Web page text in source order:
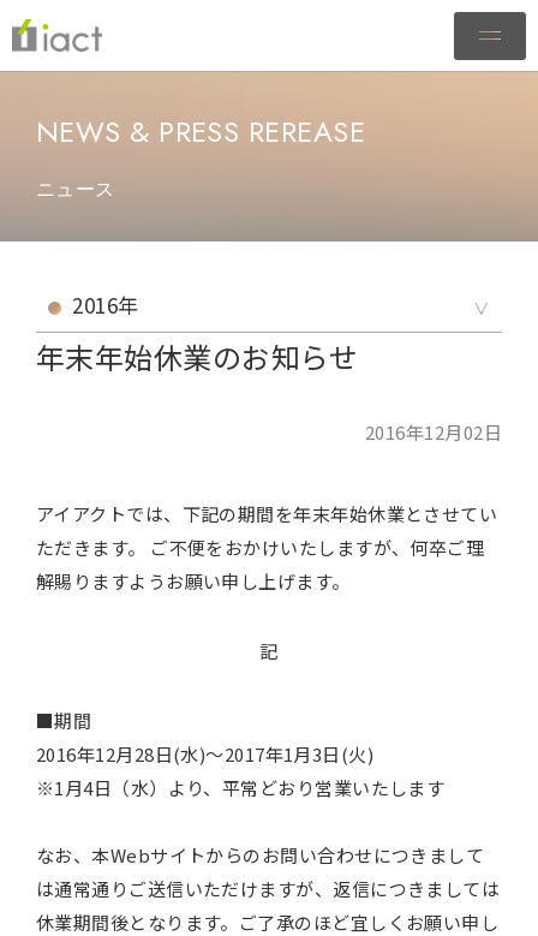
NEWS & PRESS REREASE
ニュース
年末年始休業のお知らせ
2016年12月02日
アイアクトでは、下記の期間を年末年始休業とさせてい
ただきます。 ご不便をおかけいたしますが、何卒ご理
解賜りますようお願い申し上げます。
記
■期間
2016年12月28日(水)～2017年1月3日(火)
※1月4日（水）より、平常どおり営業いたします
なお、本Webサイトからのお問い合わせにつきまして
は通常通りご送信いただけますが、返信につきましては
休業期間後となります。ご了承のほど宜しくお願い申し